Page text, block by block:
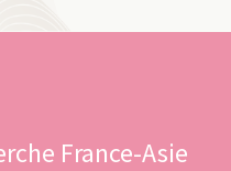
France-Asie